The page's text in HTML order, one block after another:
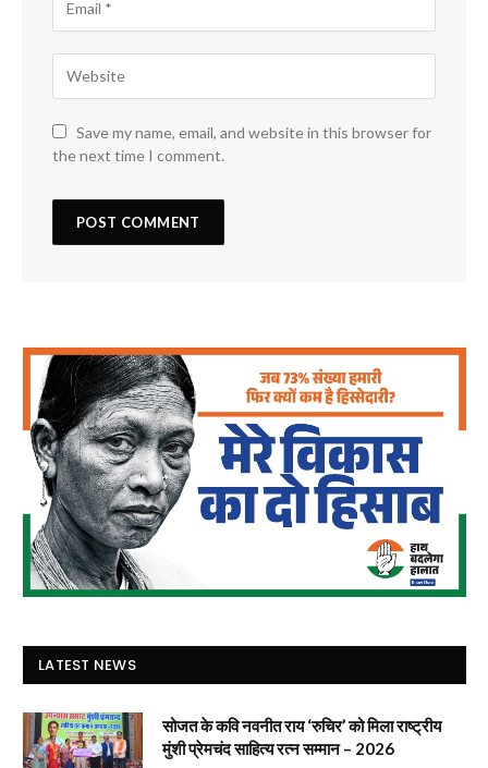
Save my name, email, and website in this browser for
the next time I comment.
LATEST NEWS
सोजत के कवि नवनीत राय ‘रुचिर’ को मिला राष्ट्रीय
मुंशी प्रेमचंद साहित्य रत्न सम्मान – 2026